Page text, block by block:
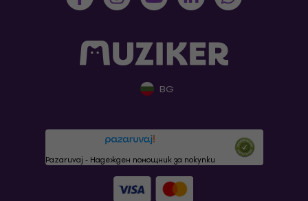
BG
Pazaruvaj - Надежден помощник за покупки